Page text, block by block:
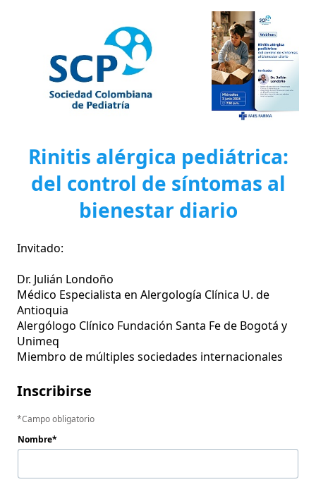
Rinitis alérgica pediátrica:
del control de síntomas al
bienestar diario
Invitado:
Dr. Julián Londoño
Médico Especialista en Alergología Clínica U. de
Antioquia
Alergólogo Clínico Fundación Santa Fe de Bogotá y
Unimeq
Miembro de múltiples sociedades internacionales
Inscribirse
Campo obligatorio
Nombre